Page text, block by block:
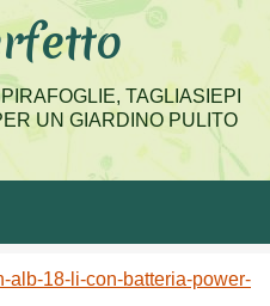
TAGLIASIEPI
UN GIARDINO PULITO
alb-18-li-con-batteria-power-